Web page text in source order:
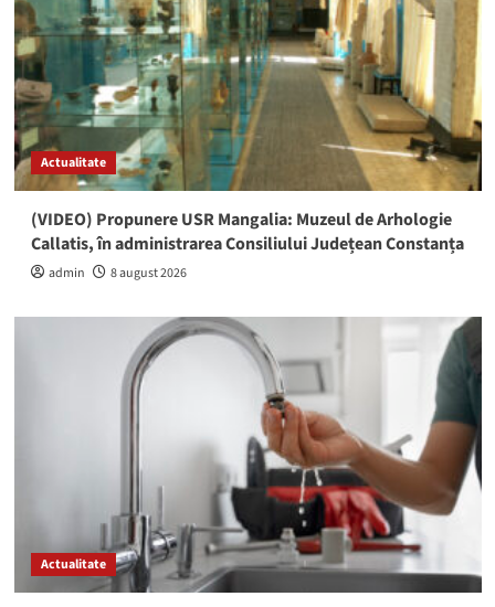
Actualitate
(VIDEO) Propunere USR Mangalia: Muzeul de Arhologie
Callatis, în administrarea Consiliului Județean Constanța
admin 8 august 2026
Actualitate